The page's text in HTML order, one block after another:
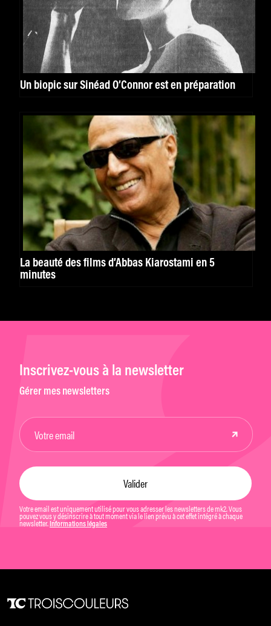
Un biopic sur Sinéad O’Connor est en préparation
La beauté des films d’Abbas Kiarostami en 5
minutes
Inscrivez-vous à la newsletter
Gérer mes newsletters
Votre email est uniquement utilisé pour vous adresser les newsletters de mk2. Vous
pouvez vous y désinscrire à tout moment via le lien prévu à cet effet intégré à chaque
newsletter. Informations légales